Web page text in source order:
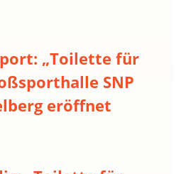
„Toilette für
SNP
eröffnet